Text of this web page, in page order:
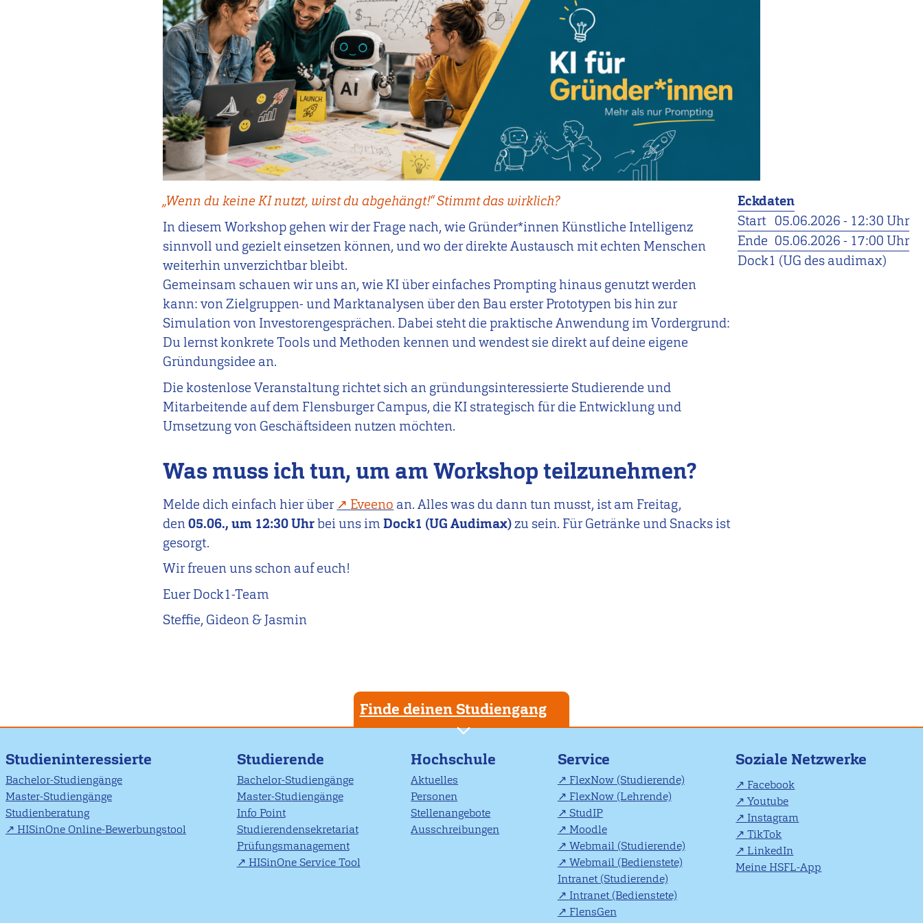
Eckdaten
Start 05.06.2026 - 12:30 Uhr
Ende 05.06.2026 - 17:00 Uhr
Dock1 (UG des audimax)
„Wenn du keine KI nutzt, wirst du abgehängt!“ Stimmt das wirklich?
In diesem Workshop gehen wir der Frage nach, wie Gründer*innen Künstliche Intelligenz
sinnvoll und gezielt einsetzen können, und wo der direkte Austausch mit echten Menschen
weiterhin unverzichtbar bleibt.
Gemeinsam schauen wir uns an, wie KI über einfaches Prompting hinaus genutzt werden
kann: von Zielgruppen- und Marktanalysen über den Bau erster Prototypen bis hin zur
Simulation von Investorengesprächen. Dabei steht die praktische Anwendung im Vordergrund:
Du lernst konkrete Tools und Methoden kennen und wendest sie direkt auf deine eigene
Gründungsidee an.
Die kostenlose Veranstaltung richtet sich an gründungsinteressierte Studierende und
Mitarbeitende auf dem Flensburger Campus, die KI strategisch für die Entwicklung und
Umsetzung von Geschäftsideen nutzen möchten.
Was muss ich tun, um am Workshop teilzunehmen?
Melde dich einfach hier über Eveeno an. Alles was du dann tun musst, ist am Freitag,
den05.06., um 12:30 Uhrbei uns imDock1 (UG Audimax)zu sein. Für Getränke und Snacks ist
gesorgt.
Wir freuen uns schon auf euch!
Euer Dock1-Team
Steffie, Gideon & Jasmin
Finde deinen Studiengang
Studieninteressierte
Bachelor-Studiengänge
Master-Studiengänge
Studienberatung
HISinOne Online-Bewerbungstool
Studierende
Bachelor-Studiengänge
Master-Studiengänge
Info Point
Studierendensekretariat
Prüfungsmanagement
HISinOne Service Tool
Hochschule
Aktuelles
Personen
Stellenangebote
Ausschreibungen
Service
FlexNow (Studierende)
FlexNow (Lehrende)
StudIP
Moodle
Webmail (Studierende)
Webmail (Bedienstete)
Intranet (Studierende)
Intranet (Bedienstete)
FlensGen
Soziale Netzwerke
Facebook
Youtube
Instagram
TikTok
LinkedIn
Meine HSFL-App